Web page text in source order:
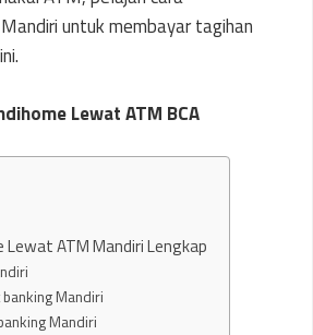
untuk membayar tagihan
Lewat ATM BCA
Lewat ATM Mandiri Lengkap
Mandiri
Mandiri